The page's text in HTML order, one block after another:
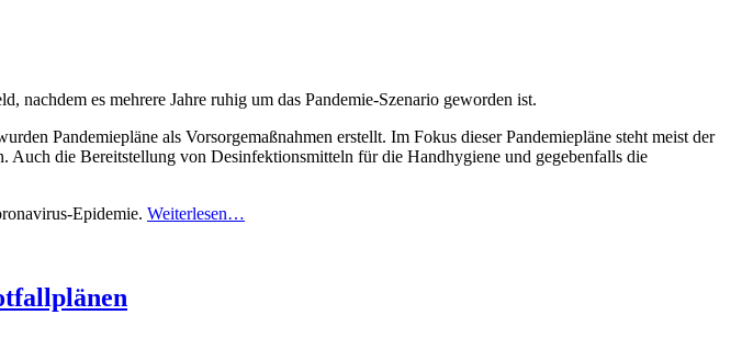
es mehrere Jahre ruhig um das Pandemie-Szenario geworden ist.
Pandemiepläne als Vorsorgemaßnahmen erstellt. Im Fokus dieser Pandemiepläne steht meist der
Auch die Bereitstellung von Desinfektionsmitteln für die Handhygiene und gegebenfalls die
Epidemie. Weiterlesen…